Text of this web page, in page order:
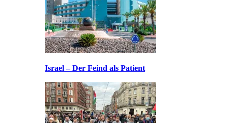
Israel – Der Feind als Patient